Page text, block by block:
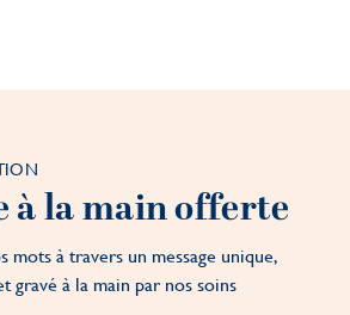
à la main offerte
mots à travers un message unique,
gravé à la main par nos soins